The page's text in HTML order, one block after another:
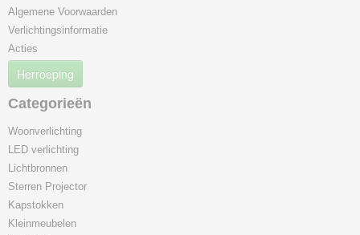
Algemene Voorwaarden
Verlichtingsinformatie
Acties
Herroeping
Categorieën
Woonverlichting
LED verlichting
Lichtbronnen
Sterren Projector
Kapstokken
Kleinmeubelen